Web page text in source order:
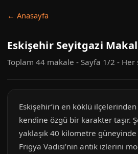
← Anasayfa
Eskişehir Seyitgazi
Toplam 44 makale - Sayfa 1/2 -
Eskişehir’in en köklü
kendine özgü bir karakter taşır.
yaklaşık 40 kilometre
Frigya Vadisi’nin antik izlerini